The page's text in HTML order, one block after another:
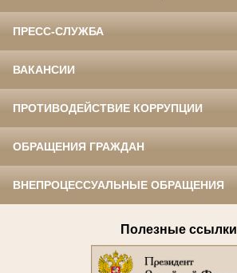
ПРЕСС-СЛУЖБА
ВАКАНСИИ
ПРОТИВОДЕЙСТВИЕ КОРРУПЦИИ
ОБРАЩЕНИЯ ГРАЖДАН
ВНЕПРОЦЕССУАЛЬНЫЕ ОБРАЩЕНИЯ
Полезные ссылки